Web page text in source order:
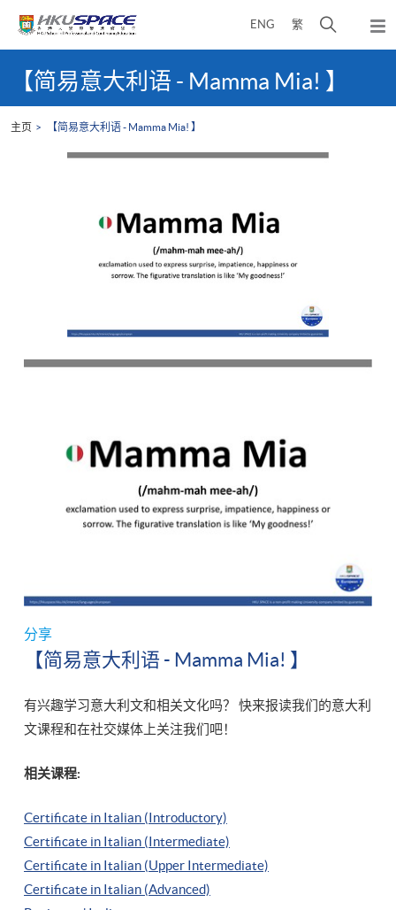
ENG 繁
开
弹
出
单
content【简易意大利语 - Mamma Mia! 】
主页 【简易意大利语 - Mamma Mia! 】
分享
【简易意大利语 - Mamma Mia! 】
有兴趣学习意大利文和相关文化吗？ 快来报读我们的意大利
文课程和在社交媒体上关注我们吧！
相关课程:
Certificate in Italian (Introductory)
Certificate in Italian (Intermediate)
Certificate in Italian (Upper Intermediate)
Certificate in Italian (Advanced)